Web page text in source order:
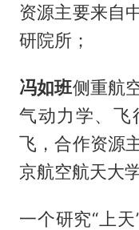
资源主要来自
研院所；
冯如班侧重航
气动力学、飞
飞，合作资源
京航空航天大学
一个研究“上